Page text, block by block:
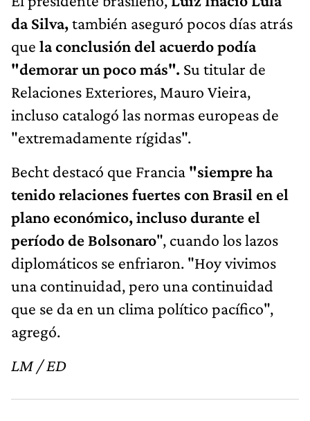
da Silva,también aseguró pocos días atrás
que la conclusión del acuerdo podía
"demorar un poco más". Su titular de
Relaciones Exteriores, Mauro Vieira,
incluso catalogó las normas europeas de
"extremadamente rígidas".
Becht destacó que Francia "siempre ha
tenido relaciones fuertes con Brasil en el
plano económico, incluso durante el
período de Bolsonaro", cuando los lazos
diplomáticos se enfriaron. "Hoy vivimos
una continuidad, pero una continuidad
que se da en un clima político pacífico",
agregó.
LM / ED